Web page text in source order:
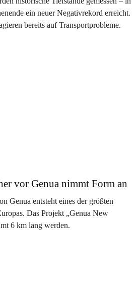
ein neuer Negativrekord erreicht.
bereits auf Transportprobleme.
vor Genua nimmt Form an
Genua entsteht eines der größten
Das Projekt „Genua New
6 km lang werden.